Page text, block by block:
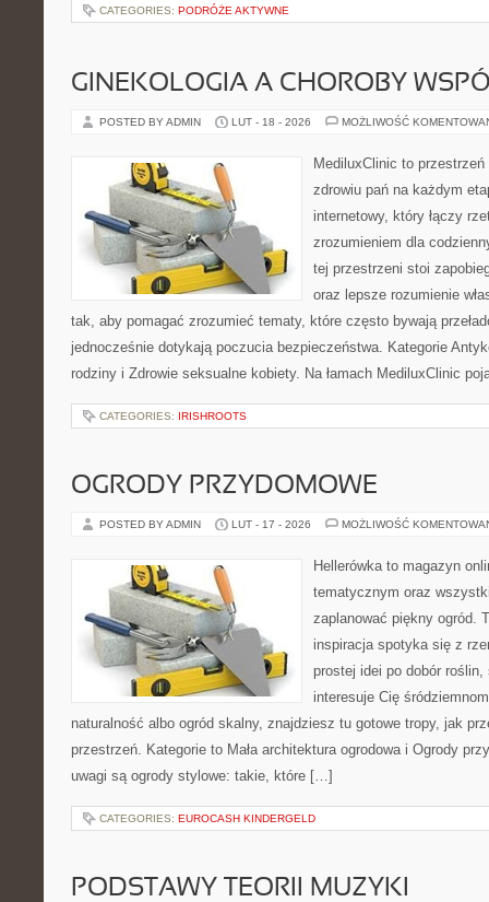
CATEGORIES: PODRÓŻE AKTYWNE
GINEKOLOGIA A CHOROBY
POSTED BY ADMIN LUT - 18 - 2026 MOŻLIWOŚĆ
MediluxClinic to
zdrowiu pań na każdym
internetowy, który łączy
zrozumieniem dla
tej przestrzeni stoi
oraz lepsze rozumienie
tak, aby pomagać zrozumieć tematy, które często bywają
jednocześnie dotykają poczucia bezpieczeństwa. Kategorie
rodziny i Zdrowie seksualne kobiety. Na łamach MediluxClinic
CATEGORIES: IRISHROOTS
OGRODY PRZYDOMOWE
POSTED BY ADMIN LUT - 17 - 2026 MOŻLIWOŚĆ
Hellerówka to magazyn
tematycznym oraz
zaplanować piękny ogród.
inspiracja spotyka się z
prostej idei po dobór
interesuje Cię
naturalność albo ogród skalny, znajdziesz tu gotowe tropy, jak
przestrzeń. Kategorie to Mała architektura ogrodowa i Ogrody
uwagi są ogrody stylowe: takie, które […]
CATEGORIES: EUROCASH KINDERGELD
PODSTAWY TEORII MUZYKI